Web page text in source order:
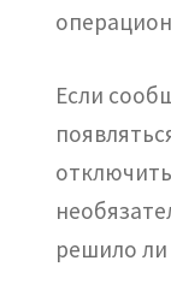
Если
решило